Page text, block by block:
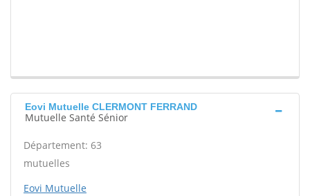
Eovi Mutuelle CLERMONT FERRAND
Mutuelle Santé Sénior
Département: 63
mutuelles
Eovi Mutuelle